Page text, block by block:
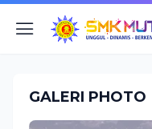
GALERI PHOTO